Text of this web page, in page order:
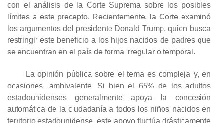
con el análisis de la Corte Suprema sobre los posibles
límites a este precepto. Recientemente, la Corte examinó
los argumentos del presidente Donald Trump, quien busca
restringir este beneficio a los hijos nacidos de padres que
se encuentran en el país de forma irregular o temporal.
La opinión pública sobre el tema es compleja y, en
ocasiones, ambivalente. Si bien el 65% de los adultos
estadounidenses generalmente apoya la concesión
automática de la ciudadanía a todos los niños nacidos en
territorio estadounidense, este apoyo fluctúa drásticamente